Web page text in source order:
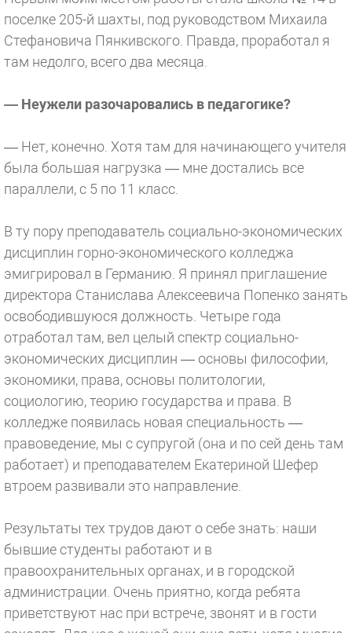
поселке 205-й шахты, под руководством Михаила
Стефановича Пянкивского. Правда, проработал я
там недолго, всего два месяца.
— Неужели разочаровались в педагогике?
— Нет, конечно. Хотя там для начинающего учителя
была большая нагрузка — мне достались все
параллели, с 5 по 11 класс.
В ту пору преподаватель социально-экономических
дисциплин горно-экономического колледжа
эмигрировал в Германию. Я принял приглашение
директора Станислава Алексеевича Попенко занять
освободившуюся должность. Четыре года
отработал там, вел целый спектр социально-
экономических дисциплин — основы философии,
экономики, права, основы политологии,
социологию, теорию государства и права. В
колледже появилась новая специальность —
правоведение, мы с супругой (она и по сей день там
работает) и преподавателем Екатериной Шефер
втроем развивали это направление.
Результаты тех трудов дают о себе знать: наши
бывшие студенты работают и в
правоохранительных органах, и в городской
администрации. Очень приятно, когда ребята
приветствуют нас при встрече, звонят и в гости